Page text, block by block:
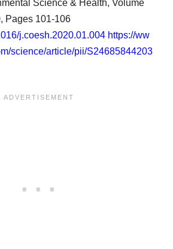
Science & Health, Volume
Pages 101-106
j.coesh.2020.01.004 https://ww
science/article/pii/S24685844203